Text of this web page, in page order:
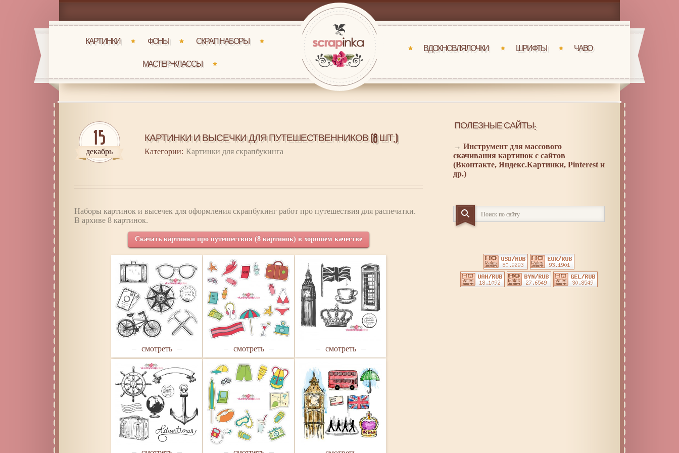
КАРТИНКИ ФОНЫ СКРАП НАБОРЫ
МАСТЕР-КЛАССЫ
ВДОХНОВЛЯЛОЧКИ ШРИФТЫ ЧАВО
15
декабрь
КАРТИНКИ И ВЫСЕЧКИ ДЛЯ ПУТЕШЕСТВЕННИКОВ (8 ШТ.)
Категории: Картинки для скрапбукинга
Наборы картинок и высечек для оформления скрапбукинг работ про путешествия для распечатки.
В архиве 8 картинок.
Скачать картинки про путешествия (8 картинок) в хорошем качестве
смотреть смотреть смотреть
ПОЛЕЗНЫЕ САЙТЫ:
→ Инструмент для массового
скачивания картинок с сайтов
(Вконтакте, Яндекс.Картинки, Pinterest и
др.)